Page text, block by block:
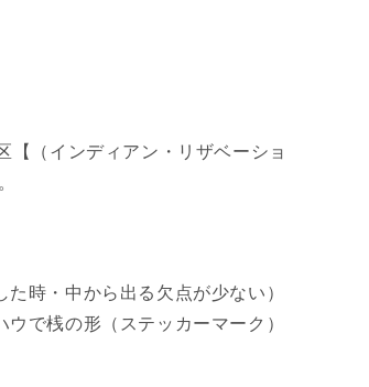
（インディアン・リザベーショ
時・中から出る欠点が少ない）
で桟の形（ステッカーマーク）